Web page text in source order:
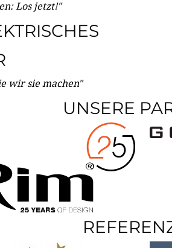
Los jetzt!"
wir sie machen"
UNSERE